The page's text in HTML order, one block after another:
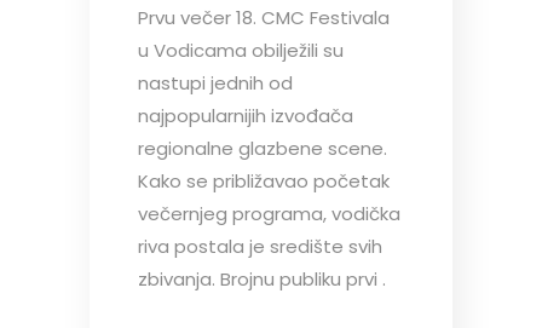
Prvu večer 18. CMC Festivala
u Vodicama obilježili su
nastupi jednih od
najpopularnijih izvođača
regionalne glazbene scene.
Kako se približavao početak
večernjeg programa, vodička
riva postala je središte svih
zbivanja. Brojnu publiku prvi .